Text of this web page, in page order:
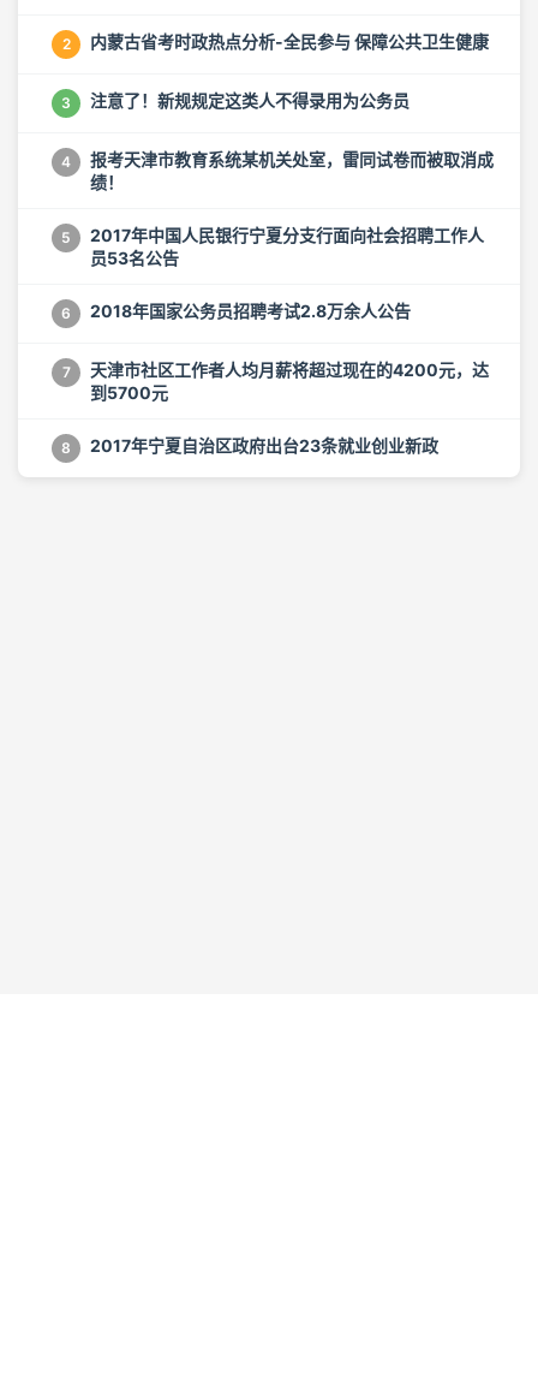
2 内蒙古省考时政热点分析-全民参与 保障公共卫生健康
3 注意了！新规规定这类人不得录用为公务员
4
报考天津市教育系统某机关处室，雷同试卷而被取消成
绩！
5
2017年中国人民银行宁夏分支行面向社会招聘工作人
员53名公告
6 2018年国家公务员招聘考试2.8万余人公告
7
天津市社区工作者人均月薪将超过现在的4200元，达
到5700元
8 2017年宁夏自治区政府出台23条就业创业新政